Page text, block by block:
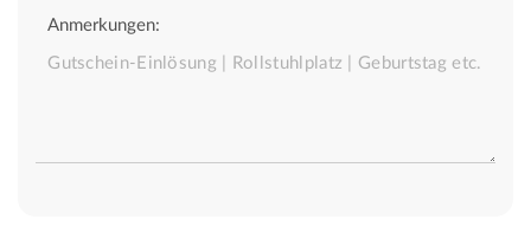
Anmerkungen: